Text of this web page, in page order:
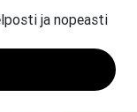
ja nopeasti